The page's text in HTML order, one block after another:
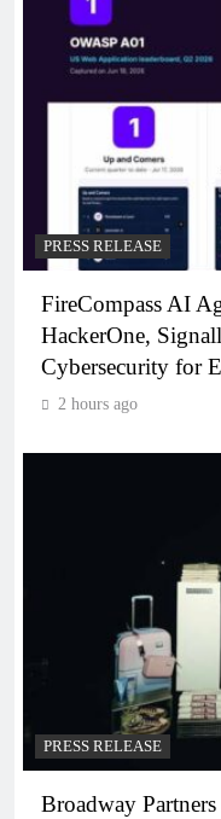
PRESS RELEASE
FireCompass AI
HackerOne,
Cybersecurity for
2 hours ago
PRESS RELEASE
Broadway